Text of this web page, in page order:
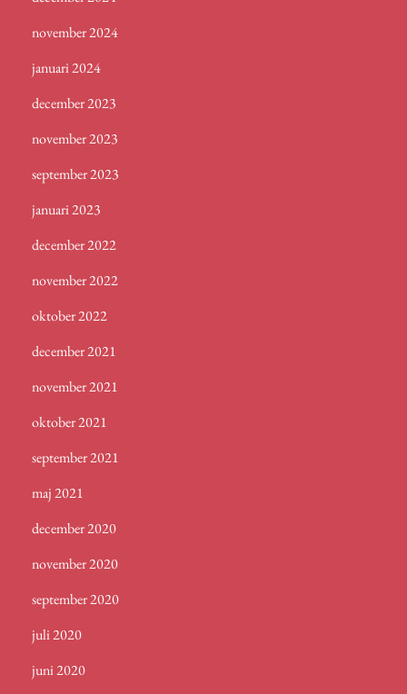
november 2024
januari 2024
december 2023
november 2023
september 2023
januari 2023
december 2022
november 2022
oktober 2022
december 2021
november 2021
oktober 2021
september 2021
maj 2021
december 2020
november 2020
september 2020
juli 2020
juni 2020